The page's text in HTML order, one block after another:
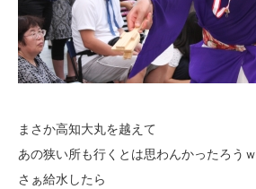
まさか高知大丸を越えて
あの狭い所も行くとは思わんかったろうｗ
さぁ給水したら